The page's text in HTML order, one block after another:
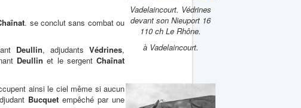
. se conclut sans combat ou
Deullin, adjudantsVédrines,
Deullin et le sergentChaînat
Vadelaincourt. Védrines
devant son Nieuport 16
110 ch Le Rhône.
à Vadelaincourt.
ainsi le ciel même si aucun
Bucquet empêché par une